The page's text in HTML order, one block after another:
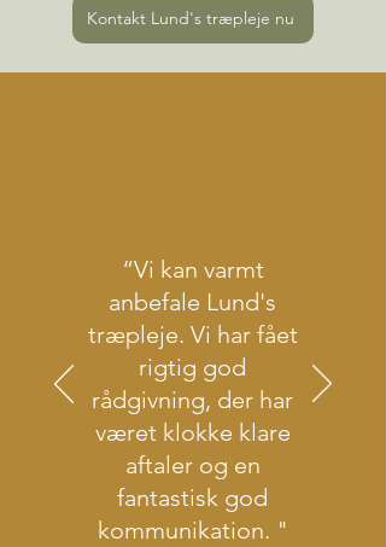
Kontakt Lund's træpleje nu
“Vi kan varmt
anbefale Lund's
træpleje. Vi har fået
rigtig god
rådgivning, der har
været klokke klare
aftaler og en
fantastisk god
kommunikation. "